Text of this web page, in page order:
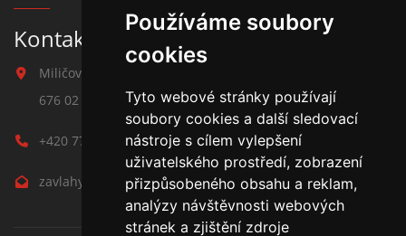
Používáme soubory
cookies
Tyto webové stránky používají
soubory cookies a další sledovací
nástroje s cílem vylepšení
uživatelského prostředí, zobrazení
přizpůsobeného obsahu a reklam,
analýzy návštěvnosti webových
stránek a zjištění zdroje
Kontakt na závlahy
Miličova 541
676 02 Moravské Budějovice
+420 777 780 938
zavlahy@hmbuilding.cz